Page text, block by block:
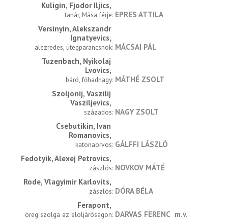
Kuligin, Fjodor Iljics
tanár, Mása férje EPRES ATTILA
Versinyin, Alekszandr
Ignatyevics
alezredes, ütegparancsnok MÁCSAI PÁL
Tuzenbach, Nyikolaj
Lvovics
báró, főhadnagy MÁTHÉ ZSOLT
Szoljonij, Vaszilij
Vasziljevics
százados NAGY ZSOLT
Csebutikin, Ivan
Romanovics
katonaorvos GÁLFFI LÁSZLÓ
Fedotyik, Alexej Petrovics
zászlós NOVKOV MÁTÉ
Rode, Vlagyimir Karlovits
zászlós DÓRA BÉLA
Ferapont
öreg szolga az elöljáróságon DARVAS FERENC m.v.